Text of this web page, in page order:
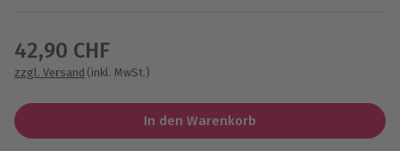
42,90 CHF
zzgl. Versand (inkl. MwSt.)
In den Warenkorb